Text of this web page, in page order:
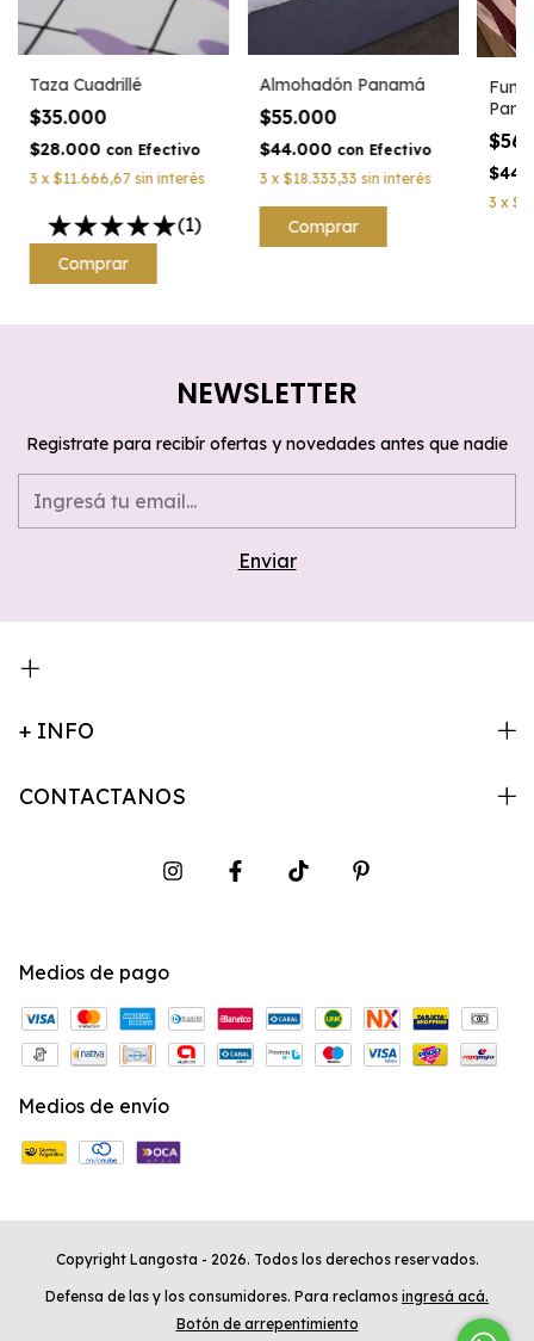
Taza Cuadrillé
$35.000
$28.000 con Efectivo
3 x$11.666,67 sin interés
(1)
Almohadón Panamá
$55.000
$44.000 con Efectivo
3 x$18.333,33 sin interés
3 x
NEWSLETTER
Registrate para recibír ofertas y novedades antes que nadie
+ INFO
CONTACTANOS
Medios de pago
Medios de envío
Copyright Langosta - 2026. Todos los derechos reservados.
Defensa de las y los consumidores. Para reclamos ingresá acá.
Botón de arrepentimiento